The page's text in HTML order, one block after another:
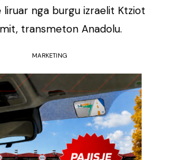
liruar nga burgu izraelit Ktziot
transmeton Anadolu.
MARKETING